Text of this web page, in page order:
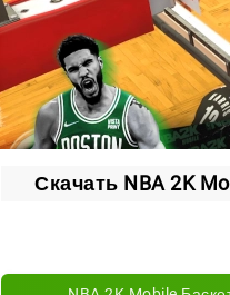
Детализированная
Простое и
Большой выбор
Сезонные карты
Скачать NBA 2K